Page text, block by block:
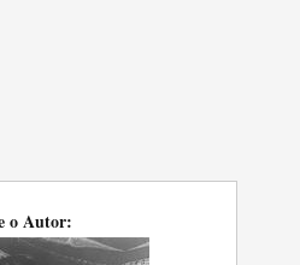
o Autor: